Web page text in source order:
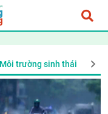
Môi trường sinh thái Ý